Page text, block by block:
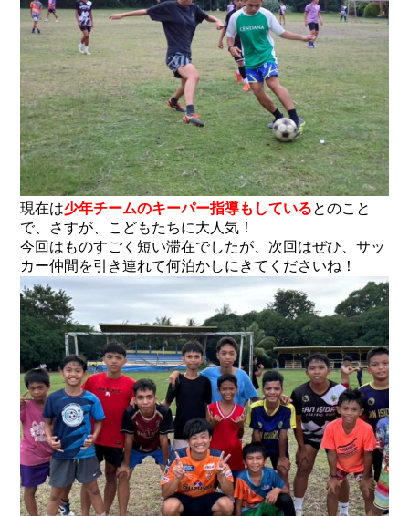
現在は少年チームのキーパー指導もしているとのこと
で、さすが、こどもたちに大人気！
今回はものすごく短い滞在でしたが、次回はぜひ、サッ
カー仲間を引き連れて何泊かしにきてくださいね！